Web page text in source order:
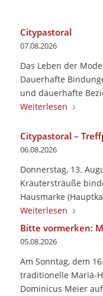
Citypastoral
07.08.2026
Das Leben der
Dauerhafte
und dauerhafte
Weiterlesen
Citypastoral –
06.08.2026
Donnerstag, 13.
Kräutersträuße
Hausmarke
Weiterlesen
Bitte vormerken:
05.08.2026
Am Sonntag, dem
traditionelle Mariä-
Dominicus Meier